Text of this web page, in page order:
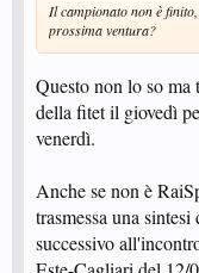
Il campionato non è
prossima ventura?
Questo non lo so
della fitet il giovedì
venerdì.
Anche se non è
trasmessa una
successivo